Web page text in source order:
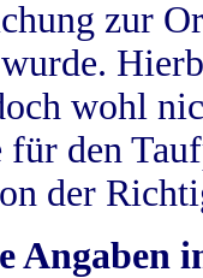
zur
wohl
für den
der
Angaben